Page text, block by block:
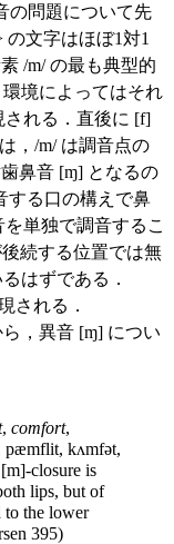
の問題について先
文字はほぼ1対1
/m/ の最も典型的
境によってはそれ
される．直後に [f]
，/m/ は調音点の
鼻音 [ɱ] となるの
する口の構えで鼻
単独で調音するこ
続する位置では無
はずである．
される．
ら，異音 [ɱ] につい
, comfort,
kʌmfət,
closure is
lips, but of
to the lower
395)